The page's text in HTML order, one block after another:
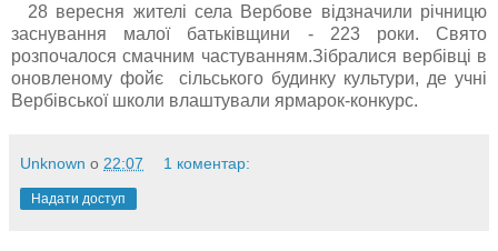
28 вересня жителі села Вербове відзначили річницю
заснування малої батьківщини - 223 роки. Свято
розпочалося смачним частуванням.Зібралися вербівці в
оновленому фойє сільського будинку культури, де учні
Вербівської школи влаштували ярмарок-конкурс.
Unknown о 22:07 1 коментар:
Надати доступ